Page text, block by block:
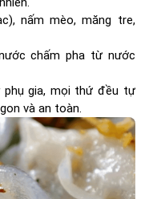
nấm mèo, măng tre,
chấm pha từ nước
phụ gia, mọi thứ đều tự
và an toàn.